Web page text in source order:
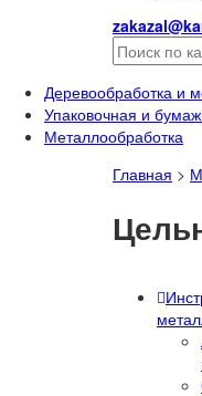
Деревообработка и
Упаковочная и
Металлообработка
Главная >